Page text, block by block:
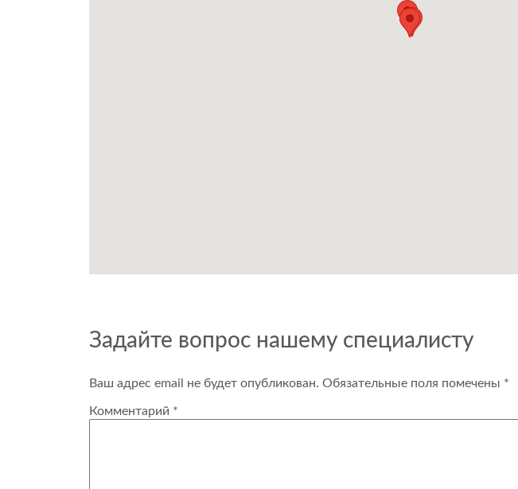
Задайте вопрос нашему специалисту
Ваш адрес email не будет опубликован. Обязательные поля помечены *
Комментарий *